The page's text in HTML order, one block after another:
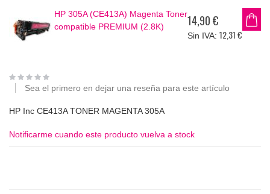
HP 305A (CE413A) Magenta Toner
compatible PREMIUM (2.8K)
14,90 €
12,31 €
Sea el primero en dejar una reseña para este artículo
HP Inc CE413A TONER MAGENTA 305A
Notificarme cuando este producto vuelva a stock